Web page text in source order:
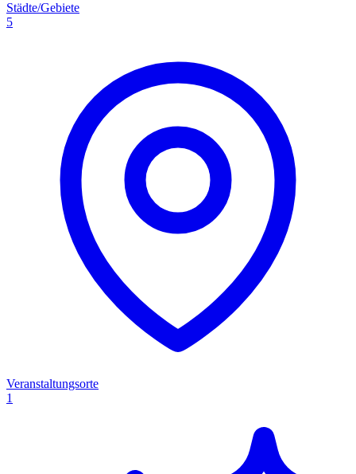
Städte/Gebiete
5
Veranstaltungsorte
1